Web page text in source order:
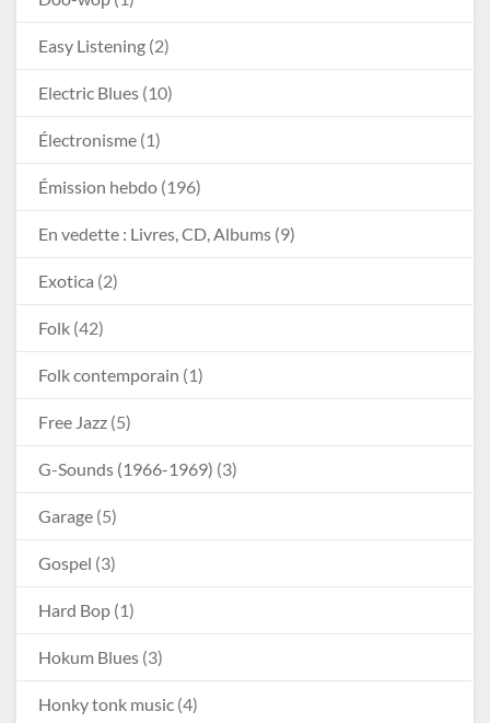
Easy Listening (2)
Electric Blues (10)
Électronisme (1)
Émission hebdo (196)
En vedette : Livres, CD, Albums (9)
Exotica (2)
Folk (42)
Folk contemporain (1)
Free Jazz (5)
G-Sounds (1966-1969) (3)
Garage (5)
Gospel (3)
Hard Bop (1)
Hokum Blues (3)
Honky tonk music (4)